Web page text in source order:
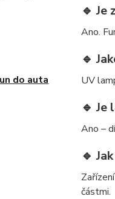
do auta
🔹 Je
Ano.
🔹
UV
🔹
Ano –
🔹
částmi.